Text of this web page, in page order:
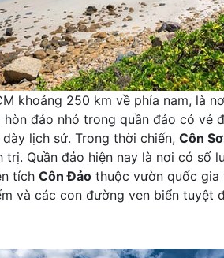
khoảng 250 km về phía nam, là
hòn đảo nhỏ trong quần đảo có vẻ
lịch sử. Trong thời chiến, Côn
trị. Quần đảo hiện nay là nơi có số
tích Côn Đảo thuộc vườn quốc gia
và các con đường ven biển tuyệt